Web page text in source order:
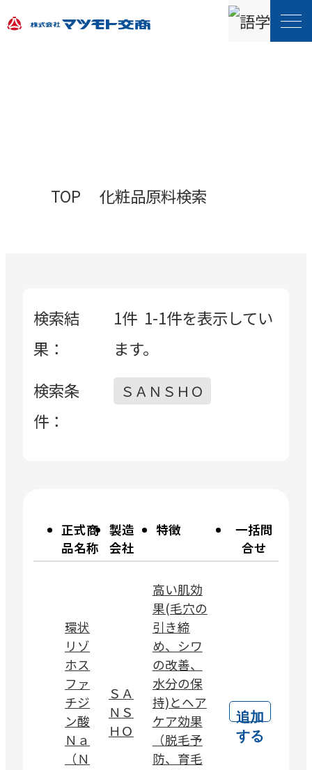
TOP 化粧品原料検索
検索結
果：
1件 1-1件を表示してい
ます。
検索条
件：
ＳＡＮＳＨＯ
正式商
品名称
製造
会社
特徴
一括問
合せ
環状
リゾ
ホス
ファ
チジ
ン酸
Ｎａ
（Ｎ
ＳＡ
ＮＳ
ＨＯ
高い肌効
果(毛穴の
引き締
め、シワ
の改善、
水分の保
持)とヘア
ケア効果
（脱毛予
防、育毛
追加
する